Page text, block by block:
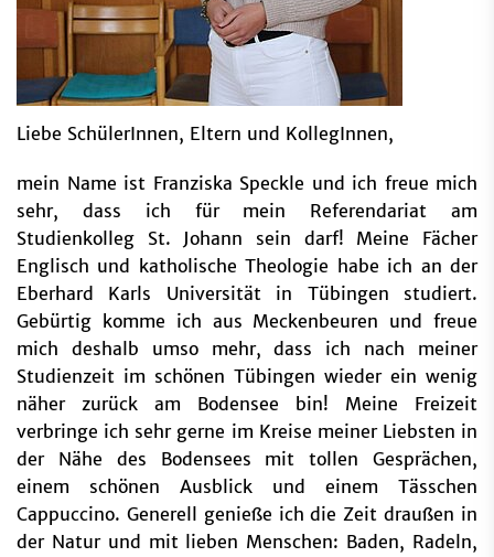
Liebe SchülerInnen, Eltern und KollegInnen,
mein Name ist Franziska Speckle und ich freue mich
sehr, dass ich für mein Referendariat am
Studienkolleg St. Johann sein darf! Meine Fächer
Englisch und katholische Theologie habe ich an der
Eberhard Karls Universität in Tübingen studiert.
Gebürtig komme ich aus Meckenbeuren und freue
mich deshalb umso mehr, dass ich nach meiner
Studienzeit im schönen Tübingen wieder ein wenig
näher zurück am Bodensee bin! Meine Freizeit
verbringe ich sehr gerne im Kreise meiner Liebsten in
der Nähe des Bodensees mit tollen Gesprächen,
einem schönen Ausblick und einem Tässchen
Cappuccino. Generell genieße ich die Zeit draußen in
der Natur und mit lieben Menschen: Baden, Radeln,